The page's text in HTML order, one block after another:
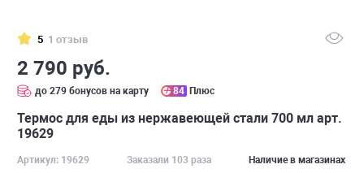
5 1 отзыв
2 790 руб.
до 279 бонусов на карту 84 Плюс
Термос для еды из нержавеющей стали 700 мл арт.
19629
Артикул: 19629 Заказали 103 раза Наличие в магазинах